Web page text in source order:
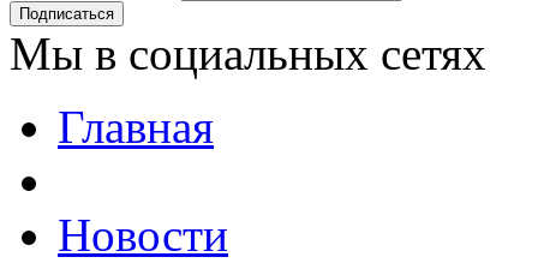
Подписаться
Мы в социальных сетях
Главная
Новости